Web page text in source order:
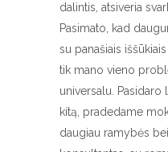
dalintis, atsiveria
Pasimato, kad
su panašiais
tik mano vieno
universalu. Pasidaro
kitą, pradedame
daugiau ramybės